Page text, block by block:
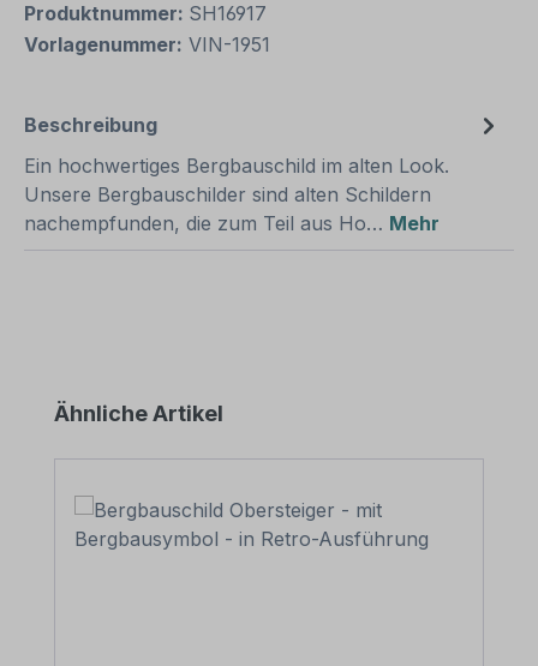
Produktnummer: SH16917
Vorlagenummer: VIN-1951
Beschreibung
Ein hochwertiges Bergbauschild im alten Look.
Unsere Bergbauschilder sind alten Schildern
nachempfunden, die zum Teil aus Ho… Mehr
Produktgalerie überspringen
Ähnliche Artikel